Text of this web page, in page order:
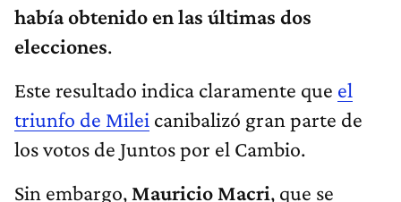
había obtenido en las últimas dos
elecciones.
Este resultado indica claramente que el
triunfo de Milei canibalizó gran parte de
los votos de Juntos por el Cambio.
Sin embargo, Mauricio Macri, que se